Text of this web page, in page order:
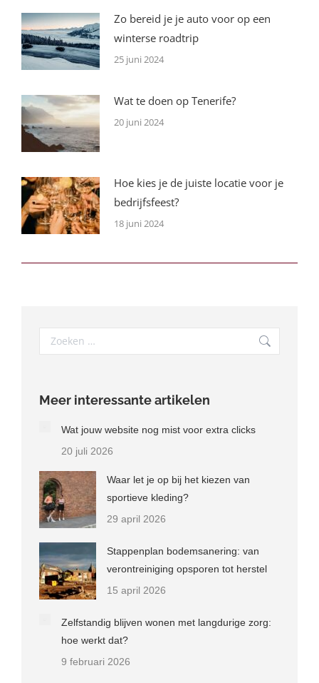
Zo bereid je je auto voor op een
winterse roadtrip
25 juni 2024
Wat te doen op Tenerife?
20 juni 2024
Hoe kies je de juiste locatie voor je
bedrijfsfeest?
18 juni 2024
Search:
Meer interessante artikelen
Wat jouw website nog mist voor extra clicks
20 juli 2026
Waar let je op bij het kiezen van
sportieve kleding?
29 april 2026
Stappenplan bodemsanering: van
verontreiniging opsporen tot herstel
15 april 2026
Zelfstandig blijven wonen met langdurige zorg:
hoe werkt dat?
9 februari 2026